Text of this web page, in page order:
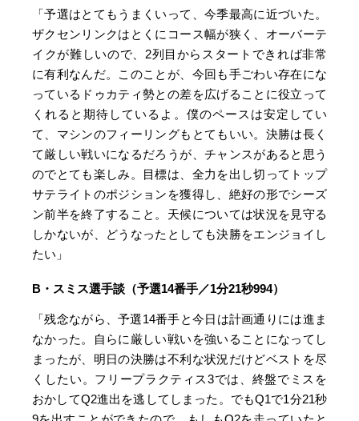
「予選はとてもうまくいって、今季最高に近づいた。
ザクセンリンクはとくにコース幅が狭く、オーバーテ
イクが難しいので、2列目からスタートできれば非常
に有利なんだ。このことが、今回も手ごわい存在にな
っているドゥカティ勢との差を広げることに役立って
くれると期待しているよ。僕のペースは安定してい
て、マシンのフィーリングもとてもいい。決勝は長く
て厳しい戦いになるだろうが、チャンスがあると思う
のでとても楽しみ。目標は、全力を出し切ってトップ
サテライトのポジションを獲得し、絶好の形でシーズ
ン前半を終了すること。天候については状況を見守る
しかないが、どうなったとしても決勝をエンジョイし
たい」
B・スミス選手談（予選14番手／1分21秒994）
「残念ながら、予選14番手と今日は計画通りには進ま
なかった。自らに厳しい戦いを強いることになってし
まったが、明日の決勝は不利な状況だけどベストを尽
くしたい。フリープラクティス3では、終盤でミスを
おかしてQ2進出を逃してしまった。でもQ1で1分21秒